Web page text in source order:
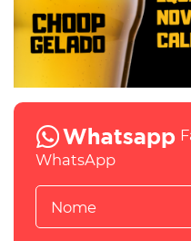
WhatsApp